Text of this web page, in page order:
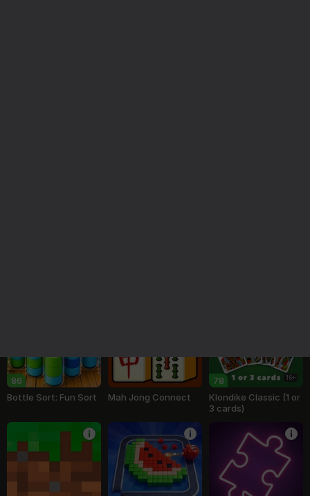
86
Bottle Sort: Fun Sort
Mah Jong Connect
78 16+
Klondike Classic (1 or
3 cards)